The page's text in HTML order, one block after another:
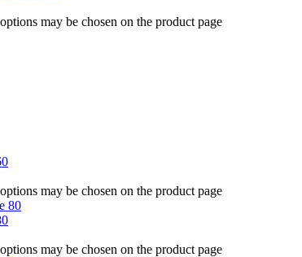
may be chosen on the product page
may be chosen on the product page
may be chosen on the product page